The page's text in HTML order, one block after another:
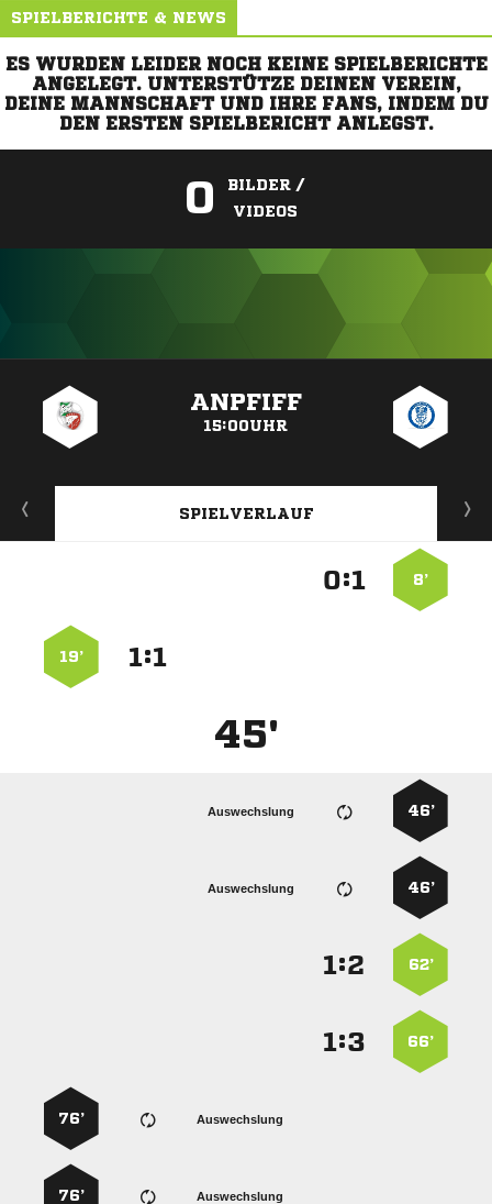
SPIELBERICHTE & NEWS
ES WURDEN LEIDER NOCH KEINE SPIELBERICHTE
ANGELEGT. UNTERSTÜTZE DEINEN VEREIN,
DEINE MANNSCHAFT UND IHRE FANS, INDEM DU
DEN ERSTEN SPIELBERICHT ANLEGST.
0
BILDER /
VIDEOS
ANPFIFF
15:00UHR
SPIELVERLAUF
8’
:
:
19’
45'
46’
Auswechslung
46’
Auswechslung
62’
:
66’
:
Auswechslung
76’
Auswechslung
76’